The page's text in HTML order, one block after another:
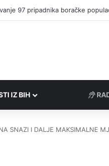
IZ BIH
SNAZI I DALJE MAKSIMALNE